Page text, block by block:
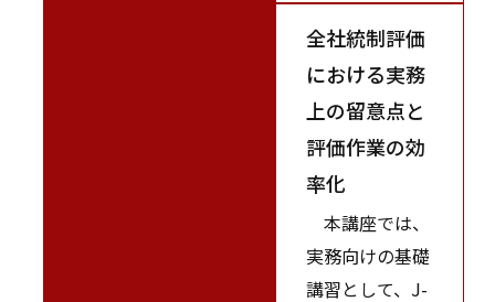
全社統制評価
における実務
上の留意点と
評価作業の効
率化
本講座では、
実務向けの基礎
講習として、J-